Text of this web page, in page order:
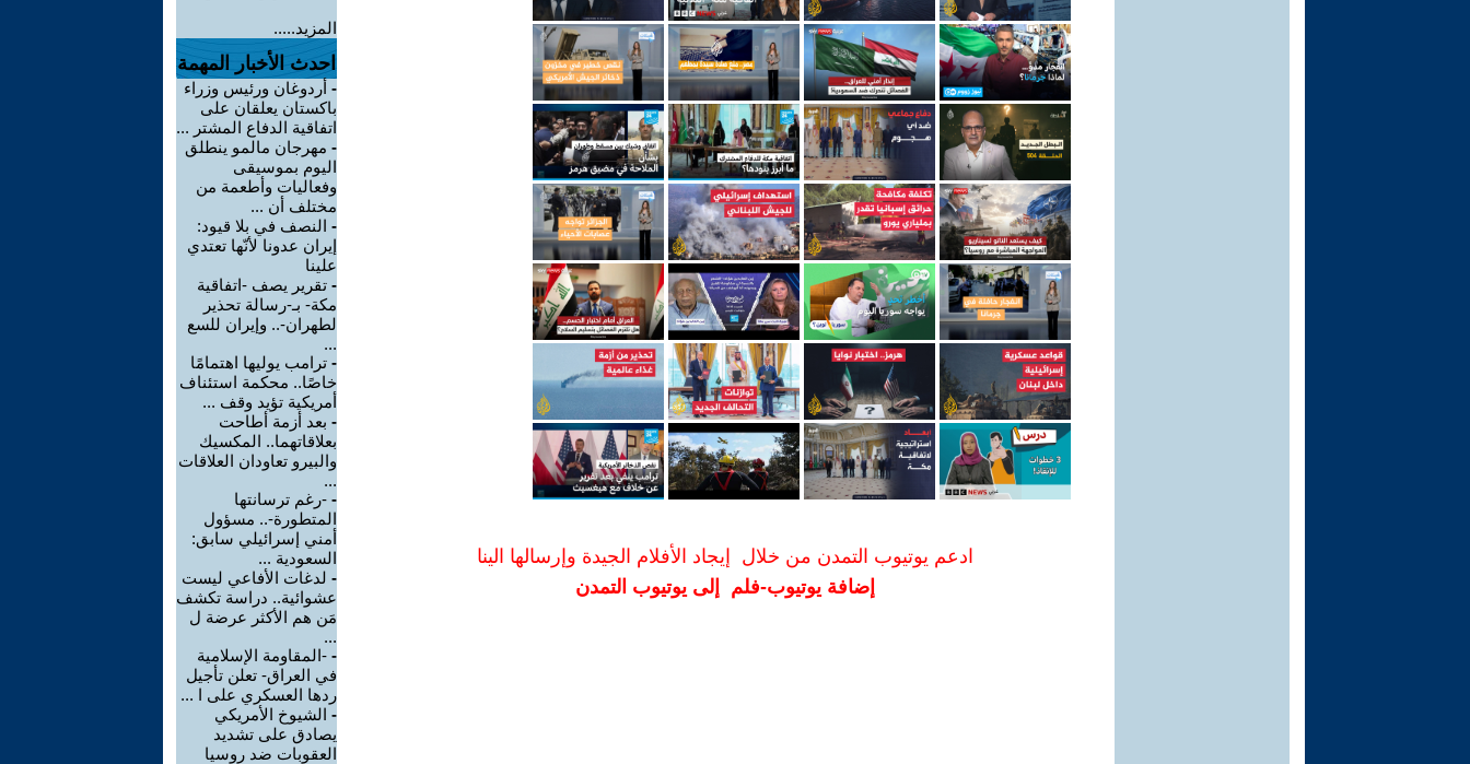
ادعم يوتيوب التمدن من خلال إيجاد الأفلام الجيدة وإرسالها الينا
إضافة يوتيوب-فلم إلى يوتيوب التمدن
المزيد.....
احدث الأخبار المهمة
- أردوغان ورئيس وزراء
باكستان يعلقان على
اتفاقية الدفاع المشتر ...
- مهرجان مالمو ينطلق
اليوم بموسيقى
وفعاليات وأطعمة من
مختلف أن ...
- النصف في بلا قيود:
إيران عدونا لأنّها تعتدي
علينا
- تقرير يصف -اتفاقية
مكة- بـ-رسالة تحذير
لطهران-.. وإيران للسع
...
- ترامب يوليها اهتمامًا
خاصًا.. محكمة استئناف
أمريكية تؤيد وقف ...
- بعد أزمة أطاحت
بعلاقاتهما.. المكسيك
والبيرو تعاودان العلاقات
...
- -رغم ترسانتها
المتطورة-.. مسؤول
أمني إسرائيلي سابق:
السعودية ...
- لدغات الأفاعي ليست
عشوائية.. دراسة تكشف
مَن هم الأكثر عرضة ل
...
- -المقاومة الإسلامية
في العراق- تعلن تأجيل
ردها العسكري على ا ...
- الشيوخ الأمريكي
يصادق على تشديد
العقوبات ضد روسيا